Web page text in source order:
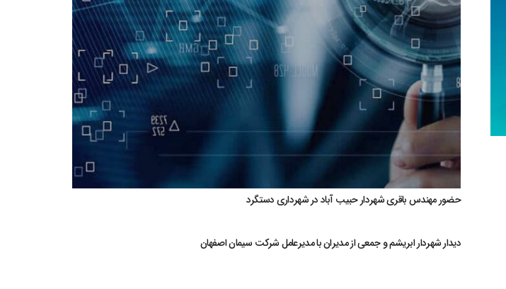
حضور مهندس باقری شهردار حبیب آباد در شهرداری دستگرد
دیدار شهردار ابریشم و جمعی از مدیران با مدیرعامل شرکت سیمان اصفهان